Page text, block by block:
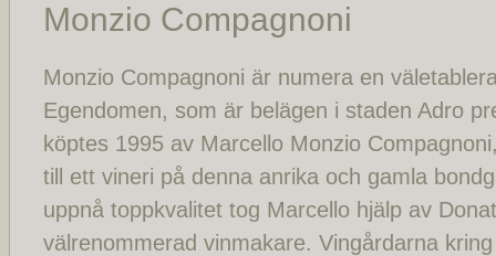
Monzio Compagnoni
Monzio Compagnoni är numera en
Egendomen, som är belägen i staden Adro
köptes 1995 av Marcello Monzio
till ett vineri på denna anrika och gamla
uppnå toppkvalitet tog Marcello hjälp av
välrenommerad vinmakare. Vingårdarna